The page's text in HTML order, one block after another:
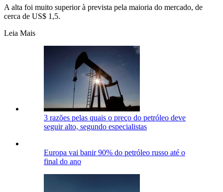
A alta foi muito superior à prevista pela maioria do mercado, de
cerca de US$ 1,5.
Leia Mais
3 razões pelas quais o preço do petróleo deve
seguir alto, segundo especialistas
Europa vai banir 90% do petróleo russo até o
final do ano